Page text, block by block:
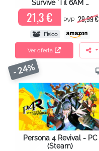
Survive 'Til 6AM …
21,3 € PVP 29,99 €
Físico
Ver oferta
- 24%
Persona 4 Revival - PC
(Steam)